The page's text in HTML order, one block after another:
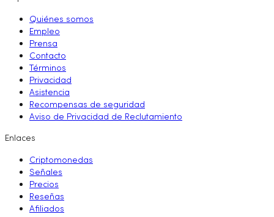
Quiénes somos
Empleo
Prensa
Contacto
Términos
Privacidad
Asistencia
Recompensas de seguridad
Aviso de Privacidad de Reclutamiento
Enlaces
Criptomonedas
Señales
Precios
Reseñas
Afiliados